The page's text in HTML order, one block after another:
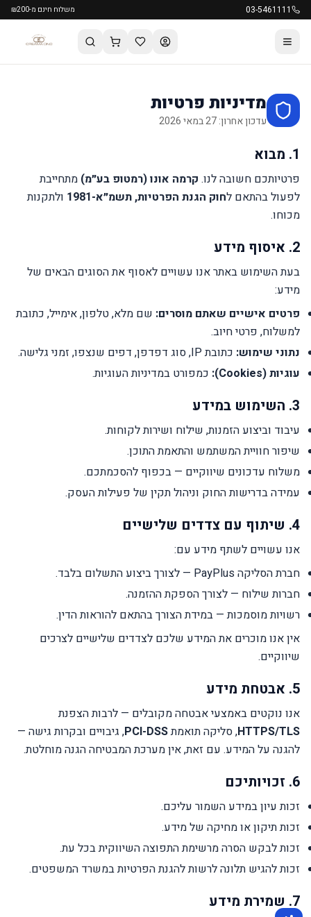
03-5461111 משלוח חינם מ-₪200
מדיניות פרטיות
עדכון אחרון:27 במאי 2026
1. מבוא
פרטיותכם חשובה לנו. קרמה אונו (רמטופ בע״מ) מתחייבת
לפעול בהתאם לחוק הגנת הפרטיות, תשמ״א-1981
ולתקנות
מכוחו.
2. איסוף מידע
בעת השימוש באתר אנו עשויים לאסוף את הסוגים הבאים של
מידע:
פרטים אישיים שאתם מוסרים: שם מלא, טלפון, אימייל, כתובת
למשלוח, פרטי חיוב.
נתוני שימוש: כתובת IP, סוג דפדפן, דפים שנצפו, זמני גלישה.
עוגיות (Cookies):
כמפורט במדיניות העוגיות.
3. השימוש במידע
עיבוד וביצוע הזמנות, שילוח ושירות לקוחות.
שיפור חוויית המשתמש והתאמת התוכן.
משלוח עדכונים שיווקיים — בכפוף להסכמתכם.
עמידה בדרישות החוק וניהול תקין של פעילות העסק.
4. שיתוף עם צדדים שלישיים
אנו עשויים לשתף מידע עם:
חברת הסליקה PayPlus — לצורך ביצוע התשלום בלבד.
חברות שילוח — לצורך הספקת ההזמנה.
רשויות מוסמכות — במידת הצורך בהתאם להוראות הדין.
אין אנו מוכרים את המידע שלכם לצדדים שלישיים לצרכים
שיווקיים.
5. אבטחת מידע
אנו נוקטים באמצעי אבטחה מקובלים — לרבות הצפנת
HTTPS/TLS, סליקה תואמתPCI-DSS, גיבויים ובקרות גישה —
להגנה על המידע. עם זאת, אין מערכת המבטיחה הגנה מוחלטת.
6. זכויותיכם
זכות עיון במידע השמור עליכם.
זכות תיקון או מחיקה של מידע.
זכות לבקש הסרה מרשימת התפוצה השיווקית בכל עת.
זכות להגיש תלונה לרשות להגנת הפרטיות במשרד המשפטים.
7. שמירת מידע